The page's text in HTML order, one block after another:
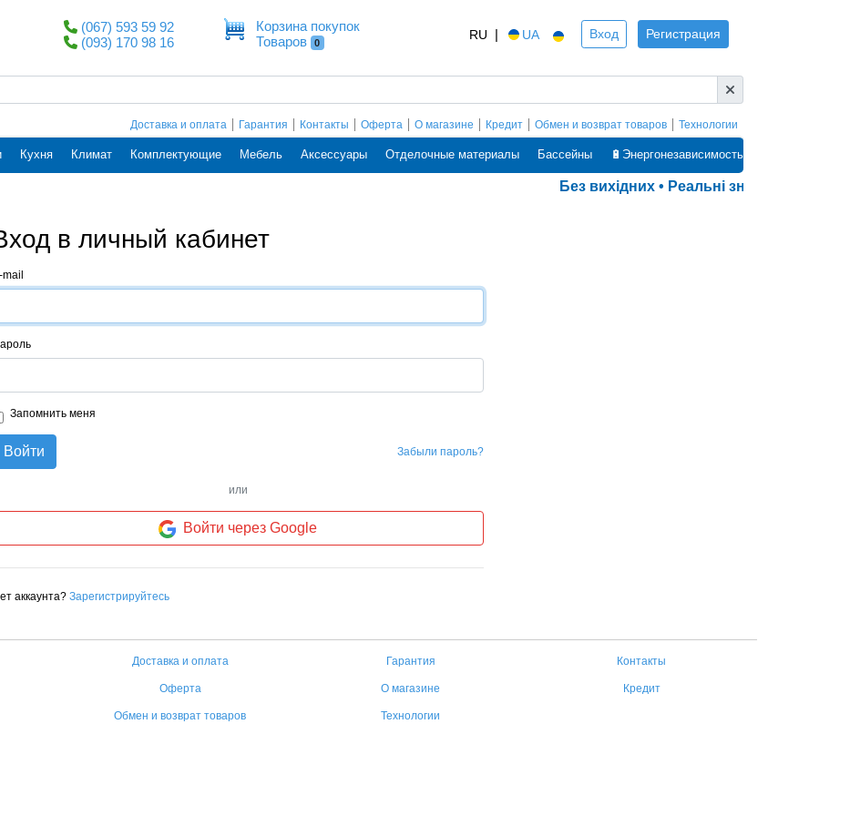
(067) 593 59 92
(093) 170 98 16
Корзина покупок
Товаров
0
RU | UA Вход Регистрация
Доставка и оплата Гарантия Контакты Оферта О магазине Кредит Обмен и возврат товаров Технологии
Кухня Климат Комплектующие Мебель Аксессуары Отделочные материалы Бассейны 🔋Энергонезависимость
Без вихідних • Реальні знижки •
в личный кабинет
mail
Запомнить меня
Войти Забыли пароль?
или
Войти через Google
аккаунта? Зарегистрируйтесь
Доставка и оплата Гарантия Контакты
Оферта О магазине Кредит
Обмен и возврат товаров Технологии